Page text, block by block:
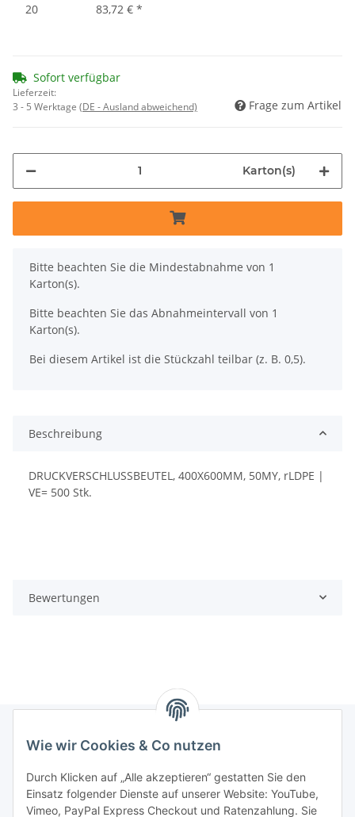
20
83,72 € *
Sofort verfügbar
Lieferzeit:
3 - 5 Werktage (DE - Ausland abweichend) Frage zum Artikel
Karton(s)
x
Bitte beachten Sie die Mindestabnahme von 1
Karton(s).
Bitte beachten Sie das Abnahmeintervall von 1
Karton(s).
Bei diesem Artikel ist die Stückzahl teilbar (z. B. 0,5).
Beschreibung
DRUCKVERSCHLUSSBEUTEL, 400X600MM, 50MY, rLDPE |
VE= 500 Stk.
Bewertungen
Gesetzliche Informationen
Wie wir Cookies & Co nutzen
Durch Klicken auf „Alle akzeptieren“ gestatten Sie den
Einsatz folgender Dienste auf unserer Website: YouTube,
Vimeo, PayPal Express Checkout und Ratenzahlung. Sie